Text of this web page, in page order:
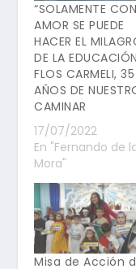
“SOLAMENTE
AMOR SE PUEDE
HACER EL
DE LA
FLOS CARMELI, 35
AÑOS DE
CAMINAR
17/07/2022
En "Fernando de
Mora"
Misa de Acción